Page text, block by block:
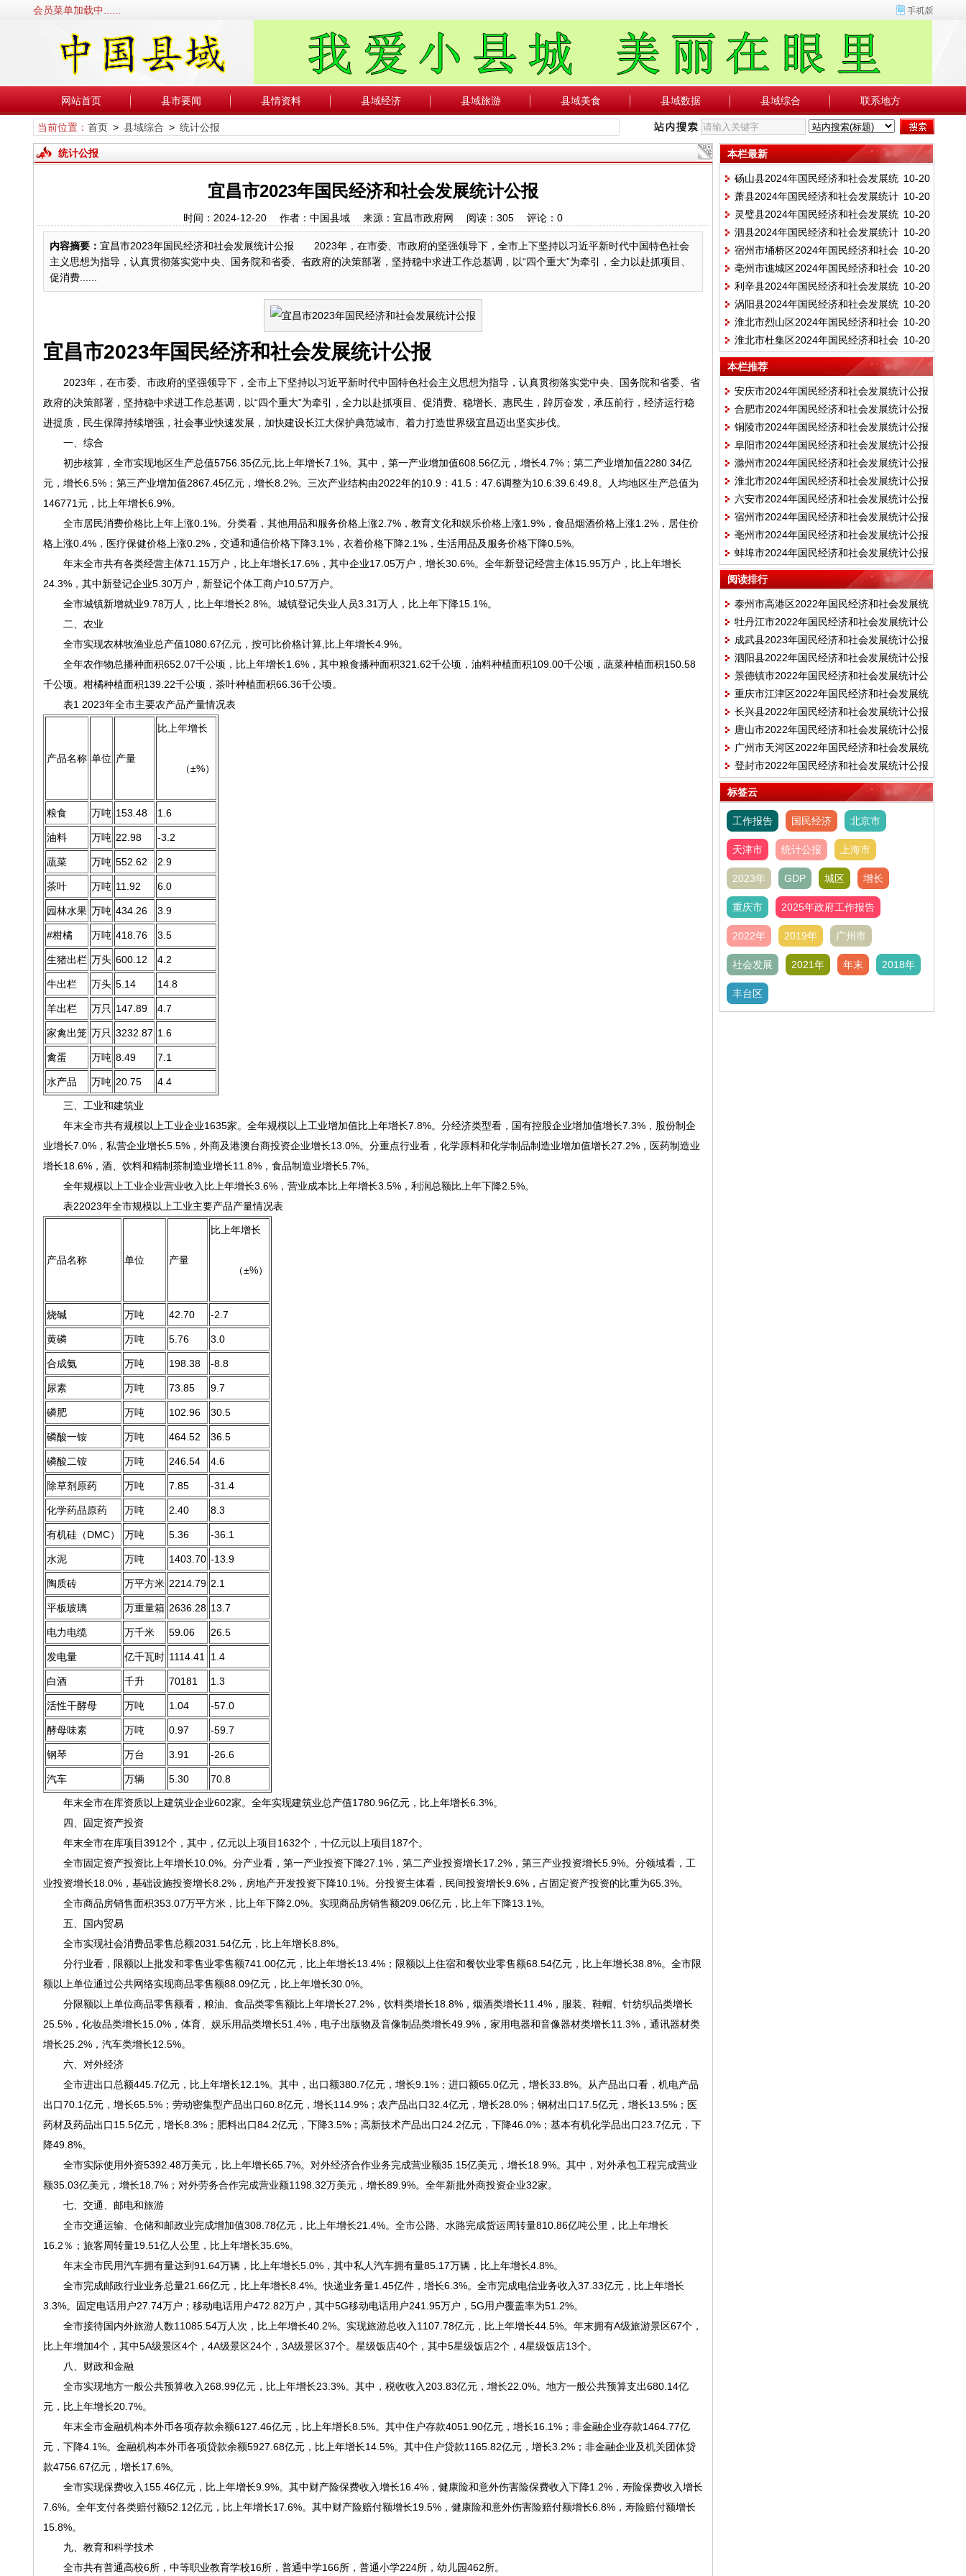
会员菜单加载中......
网站首页 县市要闻 县情资料 县域经济 县域旅游 县域美食 县域数据 县域综合 联系地方
当前位置： 首页> 县域综合 > 统计公报
统计公报
宜昌市2023年国民经济和社会发展统计公报
时间：2024-12-20 作者：中国县域 来源：宜昌市政府网 阅读： 305评论： 0
内容摘要： 宜昌市2023年国民经济和社会发展统计公报 2023年，在市委、市政府的坚强领导下，全市上下坚持以习近平新时代中国特色社会
主义思想为指导，认真贯彻落实党中央、国务院和省委、省政府的决策部署，坚持稳中求进工作总基调，以“四个重大”为牵引，全力以赴抓项目、
促消费......
宜昌市2023年国民经济和社会发展统计公报
2023年，在市委、市政府的坚强领导下，全市上下坚持以习近平新时代中国特色社会主义思想为指导，认真贯彻落实党中央、国务院和省委、省
政府的决策部署，坚持稳中求进工作总基调，以“四个重大”为牵引，全力以赴抓项目、促消费、稳增长、惠民生，踔厉奋发，承压前行，经济运行稳
进提质，民生保障持续增强，社会事业快速发展，加快建设长江大保护典范城市、着力打造世界级宜昌迈出坚实步伐。
一、综合
初步核算，全市实现地区生产总值5756.35亿元,比上年增长7.1%。其中，第一产业增加值608.56亿元，增长4.7%；第二产业增加值2280.34亿
元，增长6.5%；第三产业增加值2867.45亿元，增长8.2%。三次产业结构由2022年的10.9：41.5：47.6调整为10.6:39.6:49.8。人均地区生产总值为
146771元，比上年增长6.9%。
全市居民消费价格比上年上涨0.1%。分类看，其他用品和服务价格上涨2.7%，教育文化和娱乐价格上涨1.9%，食品烟酒价格上涨1.2%，居住价
格上涨0.4%，医疗保健价格上涨0.2%，交通和通信价格下降3.1%，衣着价格下降2.1%，生活用品及服务价格下降0.5%。
年末全市共有各类经营主体71.15万户，比上年增长17.6%，其中企业17.05万户，增长30.6%。全年新登记经营主体15.95万户，比上年增长
24.3%，其中新登记企业5.30万户，新登记个体工商户10.57万户。
全市城镇新增就业9.78万人，比上年增长2.8%。城镇登记失业人员3.31万人，比上年下降15.1%。
二、农业
全市实现农林牧渔业总产值1080.67亿元，按可比价格计算,比上年增长4.9%。
全年农作物总播种面积652.07千公顷，比上年增长1.6%，其中粮食播种面积321.62千公顷，油料种植面积109.00千公顷，蔬菜种植面积150.58
千公顷。柑橘种植面积139.22千公顷，茶叶种植面积66.36千公顷。
表1 2023年全市主要农产品产量情况表
产品名称 单位 产量
比上年增长
（±%）
粮食 万吨 153.48 1.6
油料 万吨 22.98 -3.2
蔬菜 万吨 552.62 2.9
茶叶 万吨 11.92 6.0
园林水果 万吨 434.26 3.9
#柑橘 万吨 418.76 3.5
生猪出栏 万头 600.12 4.2
牛出栏 万头 5.14 14.8
羊出栏 万只 147.89 4.7
家禽出笼 万只 3232.87 1.6
禽蛋 万吨 8.49 7.1
水产品 万吨 20.75 4.4
三、工业和建筑业
年末全市共有规模以上工业企业1635家。全年规模以上工业增加值比上年增长7.8%。分经济类型看，国有控股企业增加值增长7.3%，股份制企
业增长7.0%，私营企业增长5.5%，外商及港澳台商投资企业增长13.0%。分重点行业看，化学原料和化学制品制造业增加值增长27.2%，医药制造业
增长18.6%，酒、饮料和精制茶制造业增长11.8%，食品制造业增长5.7%。
全年规模以上工业企业营业收入比上年增长3.6%，营业成本比上年增长3.5%，利润总额比上年下降2.5%。
表22023年全市规模以上工业主要产品产量情况表
产品名称 单位 产量
比上年增长
（±%）
烧碱 万吨 42.70 -2.7
黄磷 万吨 5.76 3.0
合成氨 万吨 198.38 -8.8
尿素 万吨 73.85 9.7
磷肥 万吨 102.96 30.5
磷酸一铵 万吨 464.52 36.5
磷酸二铵 万吨 246.54 4.6
除草剂原药 万吨 7.85 -31.4
化学药品原药 万吨 2.40 8.3
有机硅（DMC） 万吨 5.36 -36.1
水泥 万吨 1403.70 -13.9
陶质砖 万平方米 2214.79 2.1
平板玻璃 万重量箱 2636.28 13.7
电力电缆 万千米 59.06 26.5
发电量 亿千瓦时 1114.41 1.4
白酒 千升 70181 1.3
活性干酵母 万吨 1.04 -57.0
酵母味素 万吨 0.97 -59.7
钢琴 万台 3.91 -26.6
汽车 万辆 5.30 70.8
年末全市在库资质以上建筑业企业602家。全年实现建筑业总产值1780.96亿元，比上年增长6.3%。
四、固定资产投资
年末全市在库项目3912个，其中，亿元以上项目1632个，十亿元以上项目187个。
全市固定资产投资比上年增长10.0%。分产业看，第一产业投资下降27.1%，第二产业投资增长17.2%，第三产业投资增长5.9%。分领域看，工
业投资增长18.0%，基础设施投资增长8.2%，房地产开发投资下降10.1%。分投资主体看，民间投资增长9.6%，占固定资产投资的比重为65.3%。
全市商品房销售面积353.07万平方米，比上年下降2.0%。实现商品房销售额209.06亿元，比上年下降13.1%。
五、国内贸易
全市实现社会消费品零售总额2031.54亿元，比上年增长8.8%。
分行业看，限额以上批发和零售业零售额741.00亿元，比上年增长13.4%；限额以上住宿和餐饮业零售额68.54亿元，比上年增长38.8%。全市限
额以上单位通过公共网络实现商品零售额88.09亿元，比上年增长30.0%。
分限额以上单位商品零售额看，粮油、食品类零售额比上年增长27.2%，饮料类增长18.8%，烟酒类增长11.4%，服装、鞋帽、针纺织品类增长
25.5%，化妆品类增长15.0%，体育、娱乐用品类增长51.4%，电子出版物及音像制品类增长49.9%，家用电器和音像器材类增长11.3%，通讯器材类
增长25.2%，汽车类增长12.5%。
六、对外经济
全市进出口总额445.7亿元，比上年增长12.1%。其中，出口额380.7亿元，增长9.1%；进口额65.0亿元，增长33.8%。从产品出口看，机电产品
出口70.1亿元，增长65.5%；劳动密集型产品出口60.8亿元，增长114.9%；农产品出口32.4亿元，增长28.0%；钢材出口17.5亿元，增长13.5%；医
药材及药品出口15.5亿元，增长8.3%；肥料出口84.2亿元，下降3.5%；高新技术产品出口24.2亿元，下降46.0%；基本有机化学品出口23.7亿元，下
降49.8%。
全市实际使用外资5392.48万美元，比上年增长65.7%。对外经济合作业务完成营业额35.15亿美元，增长18.9%。其中，对外承包工程完成营业
额35.03亿美元，增长18.7%；对外劳务合作完成营业额1198.32万美元，增长89.9%。全年新批外商投资企业32家。
七、交通、邮电和旅游
全市交通运输、仓储和邮政业完成增加值308.78亿元，比上年增长21.4%。全市公路、水路完成货运周转量810.86亿吨公里，比上年增长
16.2％；旅客周转量19.51亿人公里，比上年增长35.6%。
年末全市民用汽车拥有量达到91.64万辆，比上年增长5.0%，其中私人汽车拥有量85.17万辆，比上年增长4.8%。
全市完成邮政行业业务总量21.66亿元，比上年增长8.4%。快递业务量1.45亿件，增长6.3%。全市完成电信业务收入37.33亿元，比上年增长
3.3%。固定电话用户27.74万户；移动电话用户472.82万户，其中5G移动电话用户241.95万户，5G用户覆盖率为51.2%。
全市接待国内外旅游人数11085.54万人次，比上年增长40.2%。实现旅游总收入1107.78亿元，比上年增长44.5%。年末拥有A级旅游景区67个，
比上年增加4个，其中5A级景区4个，4A级景区24个，3A级景区37个。星级饭店40个，其中5星级饭店2个，4星级饭店13个。
八、财政和金融
全市实现地方一般公共预算收入268.99亿元，比上年增长23.3%。其中，税收收入203.83亿元，增长22.0%。地方一般公共预算支出680.14亿
元，比上年增长20.7%。
年末全市金融机构本外币各项存款余额6127.46亿元，比上年增长8.5%。其中住户存款4051.90亿元，增长16.1%；非金融企业存款1464.77亿
元，下降4.1%。金融机构本外币各项贷款余额5927.68亿元，比上年增长14.5%。其中住户贷款1165.82亿元，增长3.2%；非金融企业及机关团体贷
款4756.67亿元，增长17.6%。
全市实现保费收入155.46亿元，比上年增长9.9%。其中财产险保费收入增长16.4%，健康险和意外伤害险保费收入下降1.2%，寿险保费收入增长
7.6%。全年支付各类赔付额52.12亿元，比上年增长17.6%。其中财产险赔付额增长19.5%，健康险和意外伤害险赔付额增长6.8%，寿险赔付额增长
15.8%。
九、教育和科学技术
全市共有普通高校6所，中等职业教育学校16所，普通中学166所，普通小学224所，幼儿园462所。
本栏最新
10-20
砀山县2024年国民经济和社会发展统
计公报
10-20
萧县2024年国民经济和社会发展统计
公报
10-20
灵璧县2024年国民经济和社会发展统
计公报
10-20
泗县2024年国民经济和社会发展统计
公报
10-20
宿州市埇桥区2024年国民经济和社会
发展统计公报
10-20
亳州市谯城区2024年国民经济和社会
发展统计公报
10-20
利辛县2024年国民经济和社会发展统
计公报
10-20
涡阳县2024年国民经济和社会发展统
计公报
10-20
淮北市烈山区2024年国民经济和社会
发展统计公报
10-20
淮北市杜集区2024年国民经济和社会
发展统计公报
本栏推荐
安庆市2024年国民经济和社会发展统计公报
合肥市2024年国民经济和社会发展统计公报
铜陵市2024年国民经济和社会发展统计公报
阜阳市2024年国民经济和社会发展统计公报
滁州市2024年国民经济和社会发展统计公报
淮北市2024年国民经济和社会发展统计公报
六安市2024年国民经济和社会发展统计公报
宿州市2024年国民经济和社会发展统计公报
亳州市2024年国民经济和社会发展统计公报
蚌埠市2024年国民经济和社会发展统计公报
阅读排行
泰州市高港区2022年国民经济和社会发展统
计公报
牡丹江市2022年国民经济和社会发展统计公
报
成武县2023年国民经济和社会发展统计公报
泗阳县2022年国民经济和社会发展统计公报
景德镇市2022年国民经济和社会发展统计公
报
重庆市江津区2022年国民经济和社会发展统
计公报
长兴县2022年国民经济和社会发展统计公报
唐山市2022年国民经济和社会发展统计公报
广州市天河区2022年国民经济和社会发展统
计公报
登封市2022年国民经济和社会发展统计公报
标签云
工作报告 国民经济 北京市
天津市 统计公报 上海市
2023年 GDP 城区 增长
重庆市 2025年政府工作报告
2022年 2019年 广州市
社会发展 2021年 年末 2018年
丰台区